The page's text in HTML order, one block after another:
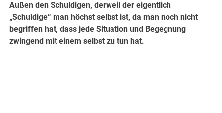
Außen den Schuldigen, derweil der eigentlich
„Schuldige“ man höchst selbst ist, da man noch nicht
begriffen hat, dass jede Situation und Begegnung
zwingend mit einem selbst zu tun hat.